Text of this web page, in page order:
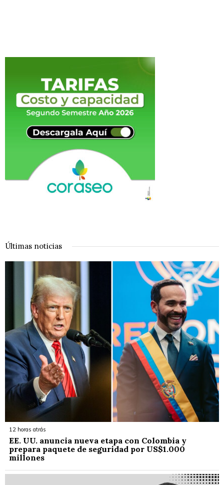
Últimas noticias
12 horas atrás
EE. UU. anuncia nueva etapa con Colombia y
prepara paquete de seguridad por US$1.000
millones